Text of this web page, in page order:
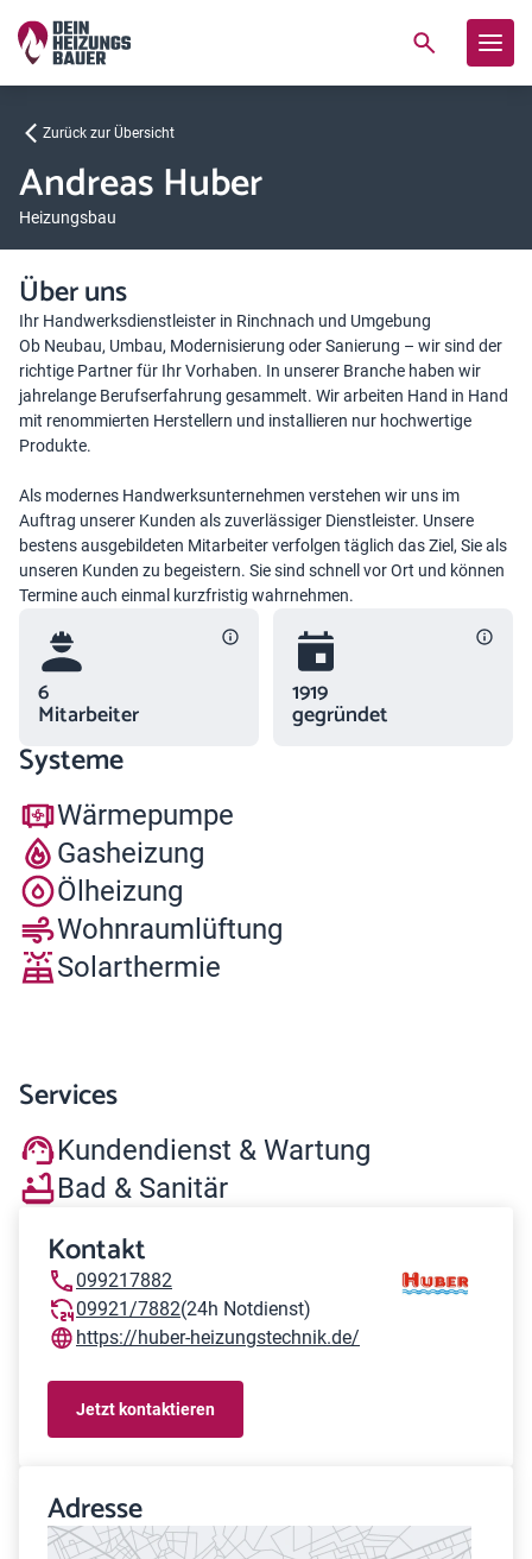
Zurück zur Übersicht
Andreas Huber
Heizungsbau
Über uns
Ihr Handwerksdienstleister in Rinchnach und Umgebung
Ob Neubau, Umbau, Modernisierung oder Sanierung – wir sind der
richtige Partner für Ihr Vorhaben. In unserer Branche haben wir
jahrelange Berufserfahrung gesammelt. Wir arbeiten Hand in Hand
mit renommierten Herstellern und installieren nur hochwertige
Produkte.
Als modernes Handwerksunternehmen verstehen wir uns im
Auftrag unserer Kunden als zuverlässiger Dienstleister. Unsere
bestens ausgebildeten Mitarbeiter verfolgen täglich das Ziel, Sie als
unseren Kunden zu begeistern. Sie sind schnell vor Ort und können
Termine auch einmal kurzfristig wahrnehmen.
6
Mitarbeiter
1919
gegründet
Systeme
Wärmepumpe
Gasheizung
Ölheizung
Wohnraumlüftung
Solarthermie
Services
Kundendienst & Wartung
Bad & Sanitär
Kontakt
099217882
09921/7882(24h Notdienst)
https://huber-heizungstechnik.de/
Jetzt kontaktieren
Adresse